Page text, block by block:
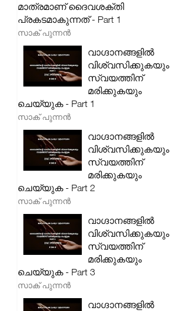
മാത്രമാണ് ദൈവശക്തി
പ്രകടമാകുന്നത് - Part 1
സാക് പുന്നൻ
വാഗ്ദാനങ്ങളിൽ
വിശ്വസിക്കുകയും
സ്വയത്തിന്
മരിക്കുകയും
ചെയ്യുക - Part 1
സാക് പുന്നൻ
വാഗ്ദാനങ്ങളിൽ
വിശ്വസിക്കുകയും
സ്വയത്തിന്
മരിക്കുകയും
ചെയ്യുക - Part 2
സാക് പുന്നൻ
വാഗ്ദാനങ്ങളിൽ
വിശ്വസിക്കുകയും
സ്വയത്തിന്
മരിക്കുകയും
ചെയ്യുക - Part 3
സാക് പുന്നൻ
വാഗ്ദാനങ്ങളിൽ